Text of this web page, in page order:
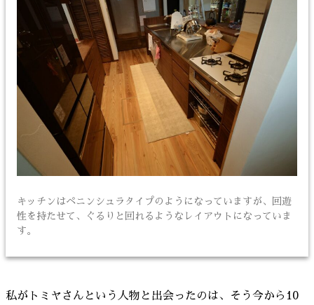
キッチンはペニンシュラタイプのようになっていますが、回遊
性を持たせて、ぐるりと回れるようなレイアウトになっていま
す。
私がトミヤさんという人物と出会ったのは、そう今から10